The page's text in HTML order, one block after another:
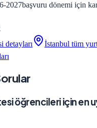
2027başvuru dönemi için
detayları İstanbul tüm
öğrencileri için en